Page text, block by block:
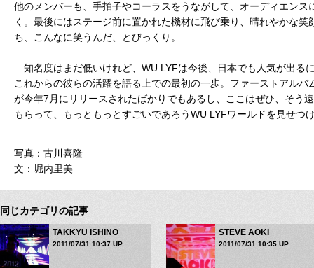
他のメンバーも、手拍子やコーラスをうながして、オーディエンス
く。最後にはステージ前に置かれた機材に飛び乗り、晴れやかな
ち、こんなに笑うんだ、とびっくり。
知名度はまだ低いけれど、WU LYFは今後、日本でも人気が出る
これからの彼らの活躍を語る上での最初の一歩。ファーストアル
が今年7月にリリースされたばかりでもあるし、ここはぜひ、そう
もらって、もっともっとすごいであろうWU LYFワールドを見せつ
写真：古川喜隆
文：堀内里美
同じカテゴリの記事
TAKKYU ISHINO
2011/07/31 10:37 UP
STEVE AOKI
2011/07/31 10:35 UP